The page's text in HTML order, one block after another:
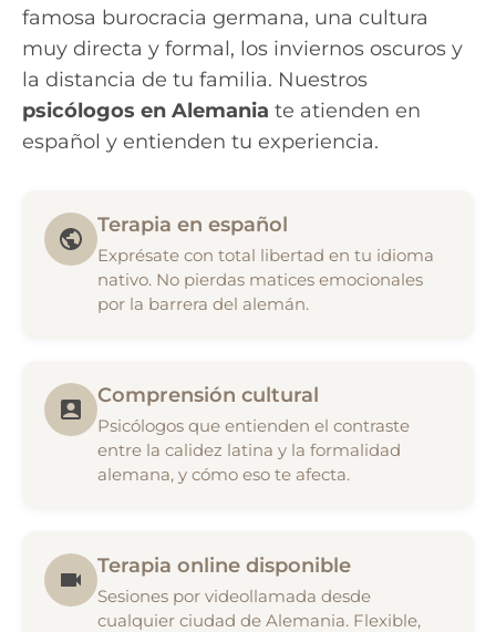
famosa burocracia germana, una cultura
muy directa y formal, los inviernos oscuros y
la distancia de tu familia. Nuestros
psicólogos en Alemania te atienden en
español y entienden tu experiencia.
Terapia en español
Exprésate con total libertad en tu idioma
nativo. No pierdas matices emocionales
por la barrera del alemán.
Comprensión cultural
Psicólogos que entienden el contraste
entre la calidez latina y la formalidad
alemana, y cómo eso te afecta.
Terapia online disponible
Sesiones por videollamada desde
cualquier ciudad de Alemania. Flexible,